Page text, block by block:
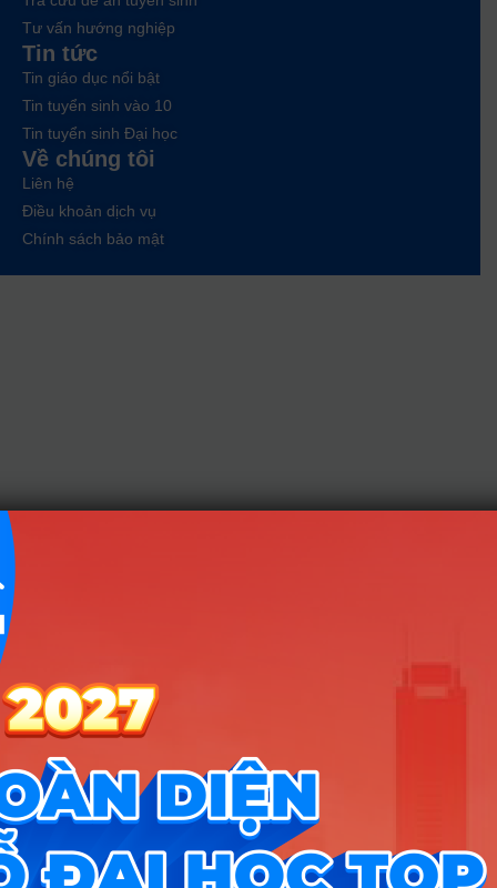
Tư vấn hướng nghiệp
Tin tức
Tin giáo dục nổi bật
Tin tuyển sinh vào 10
Tin tuyển sinh Đại học
Về chúng tôi
Liên hệ
Điều khoản dịch vụ
Chính sách bảo mật